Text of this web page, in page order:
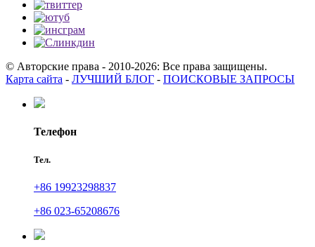
© Авторские права - 2010-2026: Все права защищены.
Карта сайта - ЛУЧШИЙ БЛОГ - ПОИСКОВЫЕ ЗАПРОСЫ
Телефон
Тел.
+86 19923298837
+86 023-65208676